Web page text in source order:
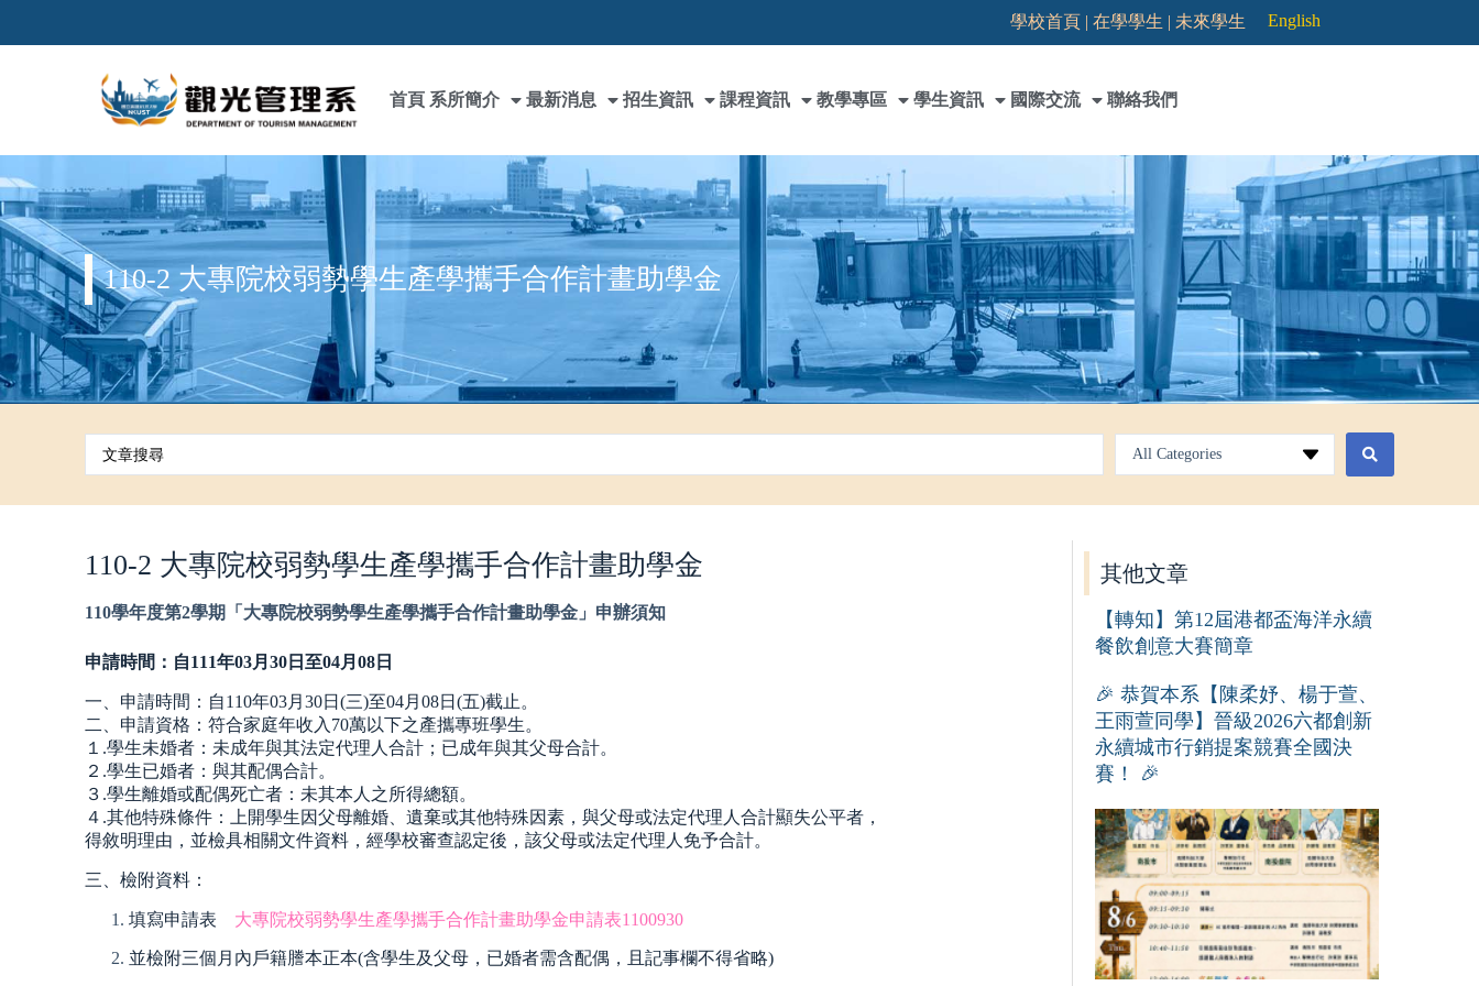
學校首頁 |在學學生 | 未來學生 English
首頁 系所簡介 最新消息 招生資訊 課程資訊 教學專區 學生資訊 國際交流 聯絡我們
110-2 大專院校弱勢學生產學攜手合作計畫助學金
All Categories
110-2 大專院校弱勢學生產學攜手合作計畫助學金
110學年度第2學期「大專院校弱勢學生產學攜手合作計畫助學金」申辦須知
申請時間：自111年03月30日至04月08 日
一、申請時間：自110年03月30日(三)至04月08日(五)截止。
二、申請資格：符合家庭年收入70萬以下之產攜專班學生。
１.學生未婚者：未成年與其法定代理人合計；已成年與其父母合計。
２.學生已婚者：與其配偶合計。
３.學生離婚或配偶死亡者：未其本人之所得總額。
４.其他特殊條件：上開學生因父母離婚、遺棄或其他特殊因素，與父母或法定代理人合計顯失公平者，
得敘明理由，並檢具相關文件資料，經學校審查認定後，該父母或法定代理人免予合計。
三、檢附資料：
填寫申請表 大專院校弱勢學生產學攜手合作計畫助學金申請表1100930
並檢附三個月內戶籍謄本正本(含學生及父母，已婚者需含配偶，且記事欄不得省略)
其他文章
【轉知】第12屆港都盃海洋永續
餐飲創意大賽簡章
🎉 恭賀本系【陳柔妤、楊于萱、
王雨萱同學】晉級2026六都創新
永續城市行銷提案競賽全國決
賽！ 🎉